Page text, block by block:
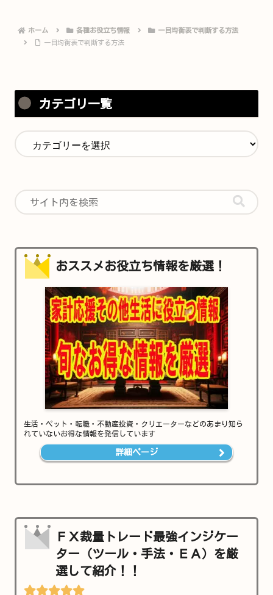
ホーム 各種お役立ち情報
一目均衡表で判断する方法
一目均衡表で判断する方法
カテゴリ一覧
おススメお役立ち情報を厳選！
生活・ペット・転職・不動産投資・クリエーターなどのあまり知ら
れていないお得な情報を発信しています
詳細ページ
ＦＸ裁量トレード最強インジケー
ター（ツール・手法・ＥＡ）を厳
選して紹介！！